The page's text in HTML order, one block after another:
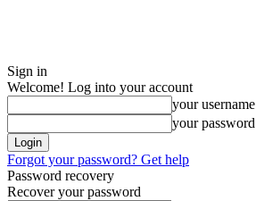
Sign in
Welcome! Log into your account
your username
your password
Forgot your password? Get help
Password recovery
Recover your password